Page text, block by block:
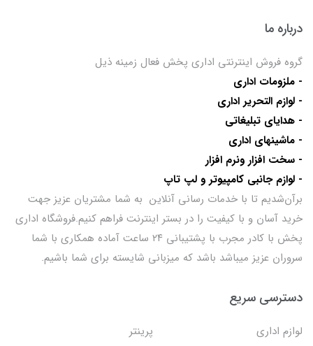
درباره ما
گروه فروش اینترنتی اداری پخش فعال زمینه ذیل
- ملزومات اداری
- لوازم التحریر اداری
- هدایای تبلیغاتی
- ماشینهای اداری
- سخت افزار ونرم افزار
- لوازم جانبی کامپیوتر و لپ تاپ
برآن‌شدیم تا با خدمات رسانی آنلاین به شما مشتریان عزیز جهت
خرید آسان و با کیفیت را در بستر اینترنت فراهم کنیم.فروشگاه اداری
پخش با کادر مجرب با پشتیبانی ۲۴ ساعت آماده همکاری با شما
سروران عزیز میباشد باشد که میزبانی شایسته برای شما باشیم.
دسترسی سریع
لوازم اداری
پرینتر